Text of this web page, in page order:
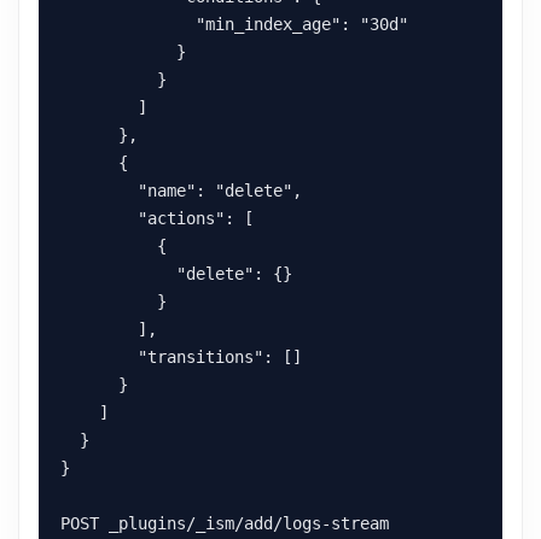
}
POST _plugins/_ism/add/logs-stream